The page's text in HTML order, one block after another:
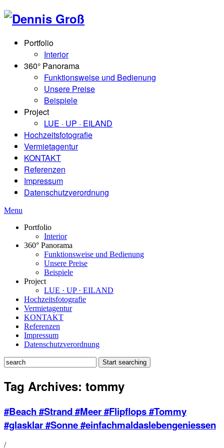
Portfolio
Interior
360° Panorama
Funktionsweise und Bedienung
Unsere Preise
Beispiele
Project
LUE · UP · EILAND
Hochzeitsfotografie
Vermietagentur
KONTAKT
Referenzen
Impressum
Datenschutzverordnung
Menu
Portfolio
Interior
360° Panorama
Funktionsweise und Bedienung
Unsere Preise
Beispiele
Project
LUE · UP · EILAND
Hochzeitsfotografie
Vermietagentur
KONTAKT
Referenzen
Impressum
Datenschutzverordnung
Tag Archives: tommy
#Beach #Strand #Meer #Flipflops #Tommy
#glasklar #Sonne #einfachmaldaslebengeniessen
/